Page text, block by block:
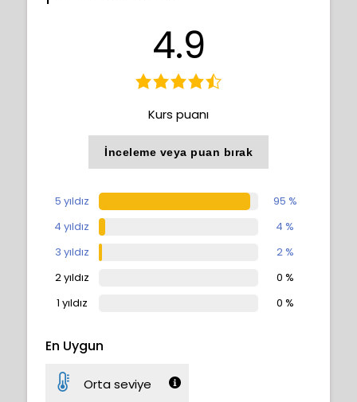
4.9
Kurs puanı
İnceleme veya puan bırak
5 yıldız
95 %
4 yıldız
4 %
3 yıldız
2 %
2 yıldız
0 %
1 yıldız
0 %
En Uygun
Orta seviye